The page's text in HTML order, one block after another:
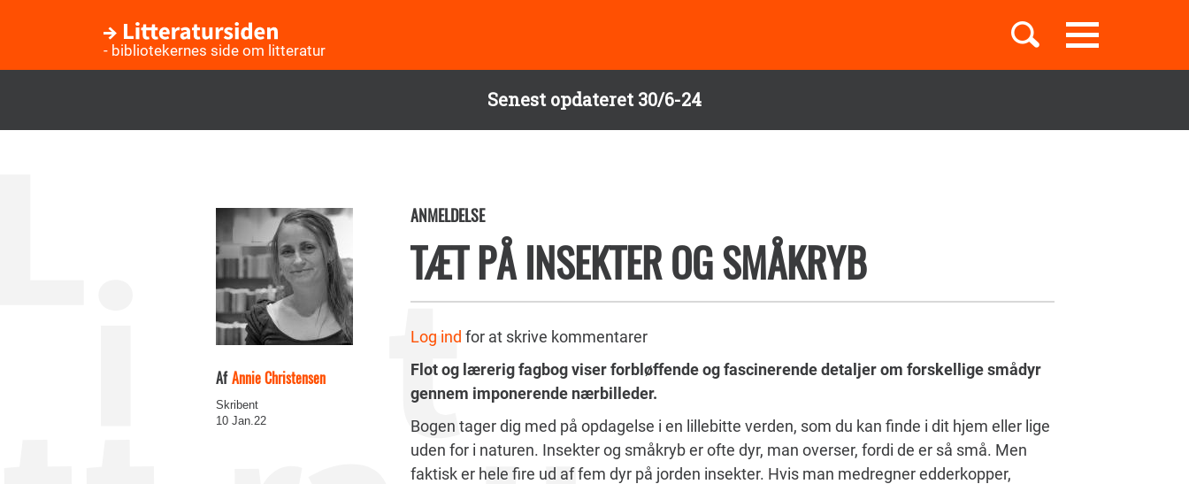
Senest opdateret 30/6-24
Toggle
navigation
- bibliotekernes side om litteratur
Børnebøger
Af Annie Christensen
Skribent
10 Jan.22
ANMELDELSE
TÆT PÅ INSEKTER OG SMÅKRYB
Log ind for at skrive kommentarer
Flot og lærerig fagbog viser forbløffende og fascinerende detaljer om forskellige smådyr
gennem imponerende nærbilleder.
Bogen tager dig med på opdagelse i en lillebitte verden, som du kan finde i dit hjem eller lige
uden for i naturen. Insekter og småkryb er ofte dyr, man overser, fordi de er så små. Men
faktisk er hele fire ud af fem dyr på jorden insekter. Hvis man medregner edderkopper,